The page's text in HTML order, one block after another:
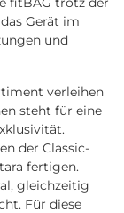
Gerät im
und
verleihen
steht für eine
der Classic-
fertigen.
gleichzeitig
Für diese